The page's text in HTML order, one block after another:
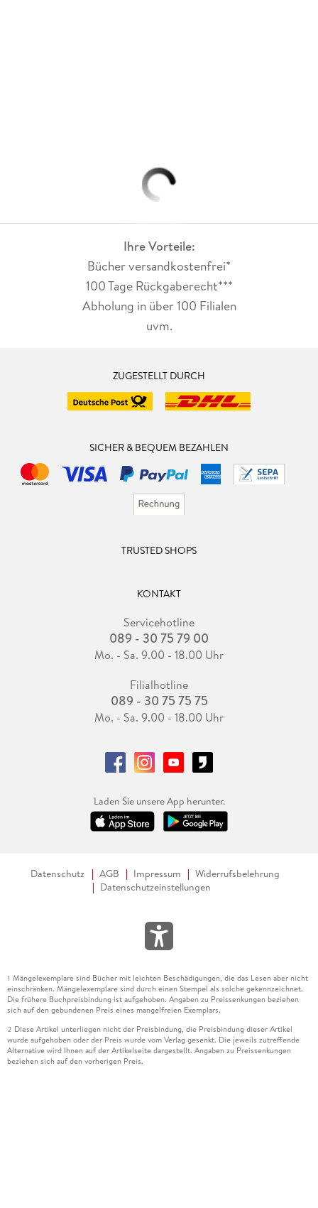
Ihre Vorteile:
Bücher versandkostenfrei*
100 Tage Rückgaberecht***
Abholung in über 100 Filialen
uvm.
ZUGESTELLT DURCH
SICHER & BEQUEM BEZAHLEN
TRUSTED SHOPS
KONTAKT
Servicehotline
089 - 30 75 79 00
Mo. - Sa. 9.00 - 18.00 Uhr
Filialhotline
089 - 30 75 75 75
Mo. - Sa. 9.00 - 18.00 Uhr
Laden Sie unsere App herunter.
Datenschutz AGB Impressum
Widerrufsbelehrung
Datenschutzeinstellungen
1 Mängelexemplare sind Bücher mit leichten Beschädigungen, die das Lesen aber nicht
einschränken. Mängelexemplare sind durch einen Stempel als solche gekennzeichnet.
Die frühere Buchpreisbindung ist aufgehoben. Angaben zu Preissenkungen beziehen
sich auf den gebundenen Preis eines mangelfreien Exemplars.
2 Diese Artikel unterliegen nicht der Preisbindung, die Preisbindung dieser Artikel
wurde aufgehoben oder der Preis wurde vom Verlag gesenkt. Die jeweils zutreffende
Alternative wird Ihnen auf der Artikelseite dargestellt. Angaben zu Preissenkungen
beziehen sich auf den vorherigen Preis.